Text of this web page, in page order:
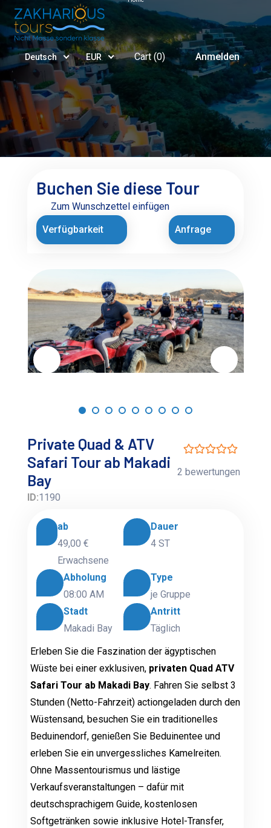
Deutsch EUR Cart (0) Anmelden
Private Quad & ATV
Safari Tour ab Makadi
Bay
ID:1190
2 bewertungen
ab
49,00 €
Erwachsene
Dauer
4 ST
Abholung
08:00 AM
Type
je Gruppe
Stadt
Makadi Bay
Antritt
Täglich
Erleben Sie die Faszination der ägyptischen
Wüste bei einer exklusiven, privaten Quad ATV
Safari Tour ab Makadi Bay. Fahren Sie selbst 3
Stunden (Netto-Fahrzeit) actiongeladen durch den
Wüstensand, besuchen Sie ein traditionelles
Beduinendorf, genießen Sie Beduinentee und
erleben Sie ein unvergessliches Kamelreiten.
Ohne Massentourismus und lästige
Verkaufsveranstaltungen – dafür mit
deutschsprachigem Guide, kostenlosen
Softgetränken sowie inklusive Hotel-Transfer,
Buchen Sie diese Tour
Zum Wunschzettel einfügen
Verfügbarkeit
Anfrage